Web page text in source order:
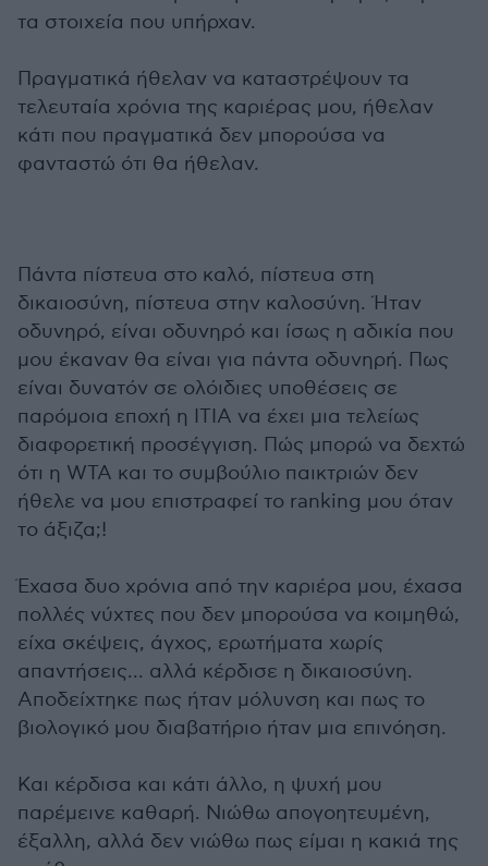
τα στοιχεία που υπήρχαν.
Πραγματικά ήθελαν να καταστρέψουν τα
τελευταία χρόνια της καριέρας μου, ήθελαν
κάτι που πραγματικά δεν μπορούσα να
φανταστώ ότι θα ήθελαν.
Πάντα πίστευα στο καλό, πίστευα στη
δικαιοσύνη, πίστευα στην καλοσύνη. Ήταν
οδυνηρό, είναι οδυνηρό και ίσως η αδικία που
μου έκαναν θα είναι για πάντα οδυνηρή. Πως
είναι δυνατόν σε ολόιδιες υποθέσεις σε
παρόμοια εποχή η ITIA να έχει μια τελείως
διαφορετική προσέγγιση. Πώς μπορώ να δεχτώ
ότι η WTA και το συμβούλιο παικτριών δεν
ήθελε να μου επιστραφεί το ranking μου όταν
το άξιζα;!
Έχασα δυο χρόνια από την καριέρα μου, έχασα
πολλές νύχτες που δεν μπορούσα να κοιμηθώ,
είχα σκέψεις, άγχος, ερωτήματα χωρίς
απαντήσεις... αλλά κέρδισε η δικαιοσύνη.
Αποδείχτηκε πως ήταν μόλυνση και πως το
βιολογικό μου διαβατήριο ήταν μια επινόηση.
Και κέρδισα και κάτι άλλο, η ψυχή μου
παρέμεινε καθαρή. Νιώθω απογοητευμένη,
έξαλλη, αλλά δεν νιώθω πως είμαι η κακιά της